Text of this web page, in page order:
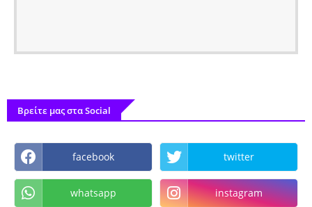
Βρείτε μας στα Social
facebook twitter
whatsapp instagram